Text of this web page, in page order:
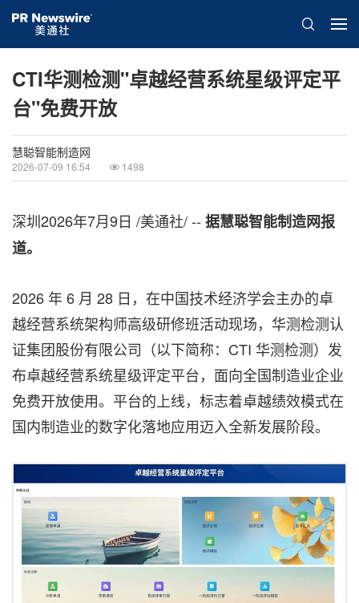
CTI华测检测"卓越经营系统星级评定平
台"免费开放
慧聪智能制造网
2026-07-09 16:54 1498
深圳2026年7月9日 /美通社/ -- 据慧聪智能制造网报
道。
2026 年 6 月 28 日，在中国技术经济学会主办的卓
越经营系统架构师高级研修班活动现场，华测检测认
证集团股份有限公司（以下简称：CTI 华测检测）发
布卓越经营系统星级评定平台，面向全国制造业企业
免费开放使用。平台的上线，标志着卓越绩效模式在
国内制造业的数字化落地应用迈入全新发展阶段。